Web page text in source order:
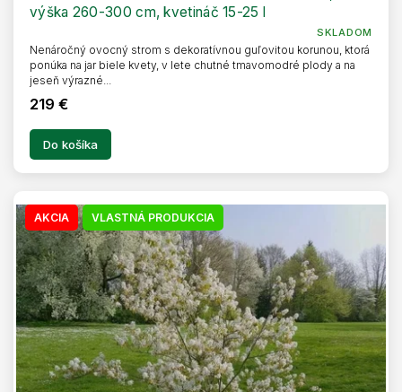
výška 260-300 cm, kvetináč 15-25 l
SKLADOM
219 €
Do košíka
Nenáročný ovocný strom s dekoratívnou guľovitou korunou, ktorá
ponúka na jar biele kvety, v lete chutné tmavomodré plody a na
jeseň výrazné...
AKCIA VLASTNÁ PRODUKCIA